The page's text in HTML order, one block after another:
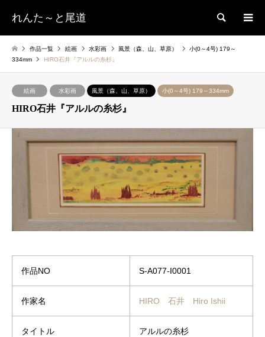
れんた～と尾道 検索
作品一覧 絵画 水彩画 風景（森、山、草原）
小(0～4号) 179～
334mm
HIRO石井『アルルの糸杉』
絵画 水彩画 風景（森、山、草原） 小(0～4号) 179～334mm
HIRO石井『アルルの糸杉』
作品NO S-A077-I0001
作家名 HIRO 石井 Hiro Ishii
タイトル アルルの糸杉